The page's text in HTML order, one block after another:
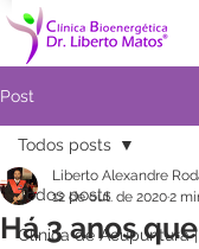
Post
Todos posts
Clinica de Acupuntura
Todos posts
Há 3 anos
Liberto Alexandre
12 de out. de 20202